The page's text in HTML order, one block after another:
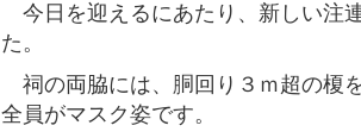
今日を迎えるにあたり、新しい注
た。
祠の両脇には、胴回り３ｍ超の榎
全員がマスク姿です。